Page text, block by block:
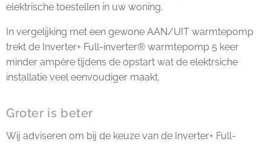
elektrische toestellen in uw woning.
In vergelijking met een gewone AAN/UIT warmtepomp
trekt de Inverter+ Full-inverter® warmtepomp 5 keer
minder ampère tijdens de opstart wat de elektrsiche
installatie veel eenvoudiger maakt.
Groter is beter
Wij adviseren om bij de keuze van de Inverter+ Full-